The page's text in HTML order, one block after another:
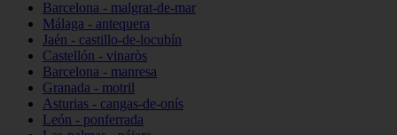
Barcelona - malgrat-de-mar
Málaga - antequera
Jaén - castillo-de-locubín
Castellón - vinaròs
Barcelona - manresa
Granada - motril
Asturias - cangas-de-onís
León - ponferrada